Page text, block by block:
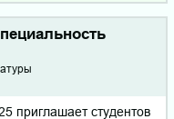
приглашает студентов